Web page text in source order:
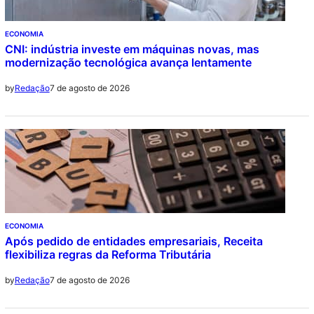
ECONOMIA
CNI: indústria investe em máquinas novas, mas
modernização tecnológica avança lentamente
byRedação7 de agosto de 2026
ECONOMIA
Após pedido de entidades empresariais, Receita
flexibiliza regras da Reforma Tributária
byRedação7 de agosto de 2026